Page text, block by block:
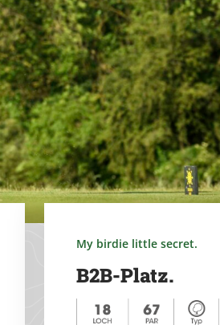
My birdie little secret.
B2B-Platz.